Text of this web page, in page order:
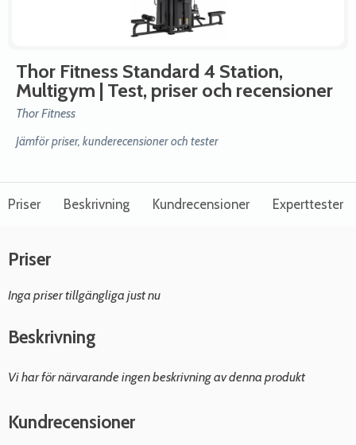
Thor Fitness Standard 4 Station,
Multigym | Test, priser och recensioner
Thor Fitness
Jämför priser, kunderecensioner och tester
Priser Beskrivning Kundrecensioner Experttester
Priser
Inga priser tillgängliga just nu
Beskrivning
Vi har för närvarande ingen beskrivning av denna produkt
Kundrecensioner